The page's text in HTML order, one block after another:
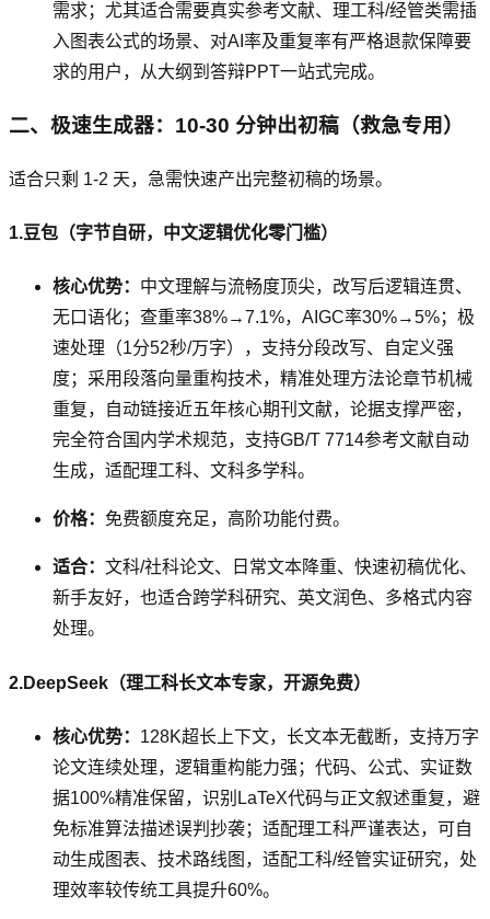
需求；尤其适合需要真实参考文献、理工科/经管类需插
入图表公式的场景、对AI率及重复率有严格退款保障要
求的用户，从大纲到答辩PPT一站式完成。
二、极速生成器：10-30 分钟出初稿（救急专用）
适合只剩 1-2 天，急需快速产出完整初稿的场景。
1.豆包（字节自研，中文逻辑优化零门槛）
核心优势： 中文理解与流畅度顶尖，改写后逻辑连贯、
无口语化；查重率38%→7.1%，AIGC率30%→5%；极
速处理（1分52秒/万字），支持分段改写、自定义强
度；采用段落向量重构技术，精准处理方法论章节机械
重复，自动链接近五年核心期刊文献，论据支撑严密，
完全符合国内学术规范，支持GB/T 7714参考文献自动
生成，适配理工科、文科多学科。
价格： 免费额度充足，高阶功能付费。
适合： 文科/社科论文、日常文本降重、快速初稿优化、
新手友好，也适合跨学科研究、英文润色、多格式内容
处理。
2.DeepSeek（理工科长文本专家，开源免费）
核心优势： 128K超长上下文，长文本无截断，支持万字
论文连续处理，逻辑重构能力强；代码、公式、实证数
据100%精准保留，识别LaTeX代码与正文叙述重复，避
免标准算法描述误判抄袭；适配理工科严谨表达，可自
动生成图表、技术路线图，适配工科/经管实证研究，处
理效率较传统工具提升60%。